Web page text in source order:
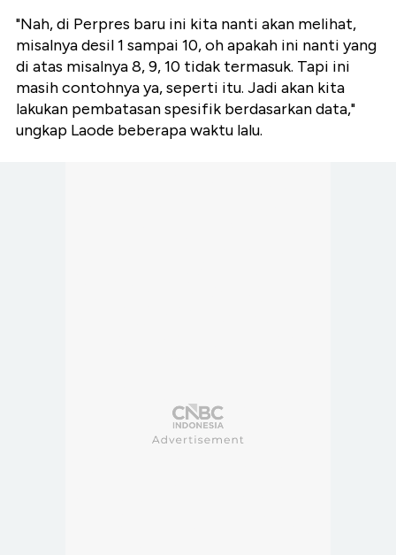
"Nah, di Perpres baru ini kita nanti akan melihat,
misalnya desil 1 sampai 10, oh apakah ini nanti yang
di atas misalnya 8, 9, 10 tidak termasuk. Tapi ini
masih contohnya ya, seperti itu. Jadi akan kita
lakukan pembatasan spesifik berdasarkan data,"
ungkap Laode beberapa waktu lalu.